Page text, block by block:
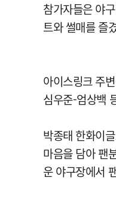
참가자들은 야
트와 썰매를 즐
아이스링크 주
심우준-엄상백
박종태 한화이
마음을 담아 팬
운 야구장에서